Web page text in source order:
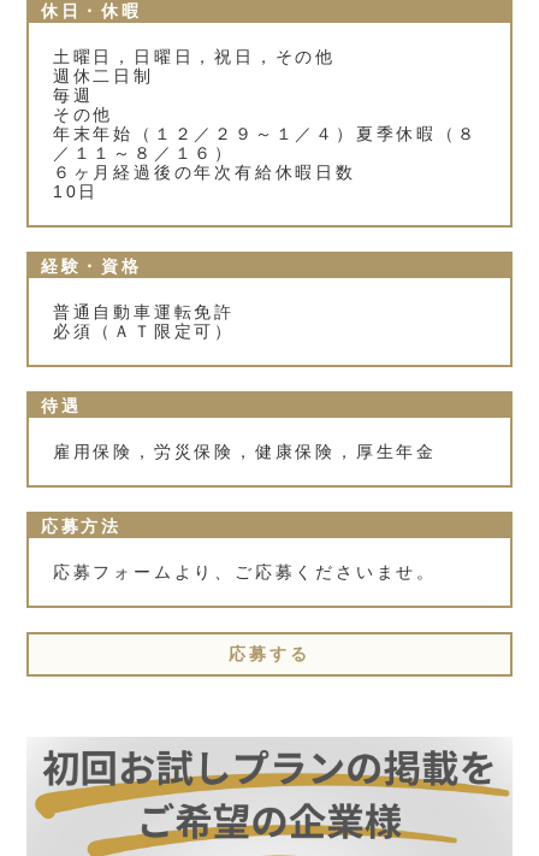
休日・休暇
土曜日，日曜日，祝日，その他
週休二日制
毎週
その他
年末年始（１２／２９～１／４）夏季休暇（８
／１１～８／１６）
６ヶ月経過後の年次有給休暇日数
10日
経験・資格
普通自動車運転免許
必須（ＡＴ限定可）
待遇
雇用保険，労災保険，健康保険，厚生年金
応募方法
応募フォームより、ご応募くださいませ。
応募する